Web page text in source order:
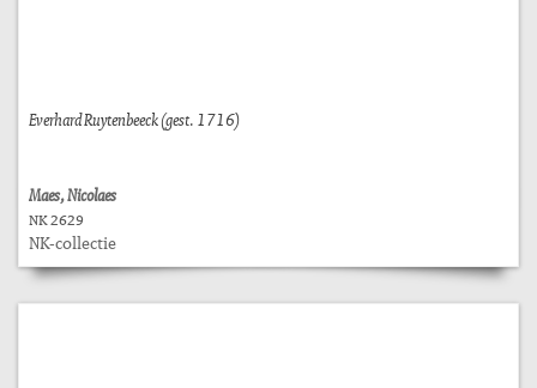
Everhard Ruytenbeeck (gest. 1716)
Maes, Nicolaes
NK 2629
NK-collectie